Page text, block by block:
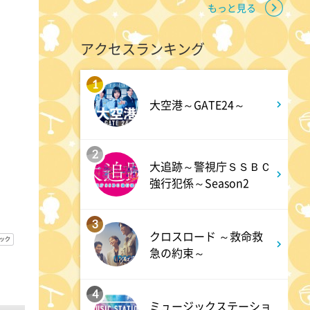
報道ステーション
熱闘甲子園 涙は、強さにな
る。
よる 11:40
気づきの扉
よる 11:45
もっと見る
アクセスランキング
1
大空港～GATE24～
2
大追跡～警視庁ＳＳＢＣ
強行犯係～Season2
3
クロスロード ～救命救
急の約束～
4
ミュージックステーショ